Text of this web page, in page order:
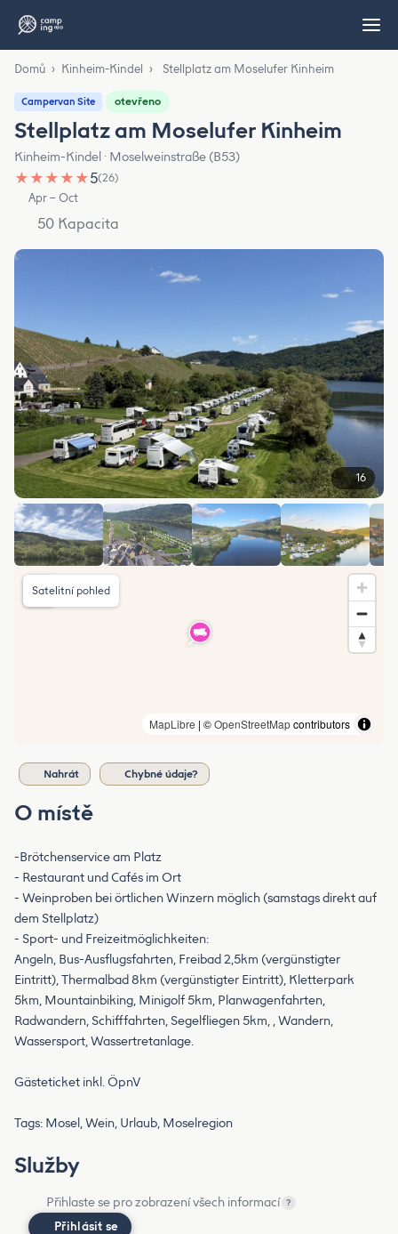
Domů › Kinheim-Kindel › Stellplatz am Moselufer Kinheim
Campervan Site otevřeno
Stellplatz am Moselufer Kinheim
Kinheim-Kindel · Moselweinstraße (B53)
★ ★ ★ ★ ★5(26)
Apr – Oct
50 Kapacita
16
MapLibre | ©OpenStreetMapcontributors
Satelitní pohled
Nahrát Chybné údaje?
O místě
-Brötchenservice am Platz
- Restaurant und Cafés im Ort
- Weinproben bei örtlichen Winzern möglich (samstags direkt auf
dem Stellplatz)
- Sport- und Freizeitmöglichkeiten:
Angeln, Bus-Ausflugsfahrten, Freibad 2,5km (vergünstigter
Eintritt), Thermalbad 8km (vergünstigter Eintritt), Kletterpark
5km, Mountainbiking, Minigolf 5km, Planwagenfahrten,
Radwandern, Schifffahrten, Segelfliegen 5km, , Wandern,
Wassersport, Wassertretanlage.
Gästeticket inkl. ÖpnV
Tags: Mosel, Wein, Urlaub, Moselregion
Služby
Přihlaste se pro zobrazení všech informací ?
Přihlásit se